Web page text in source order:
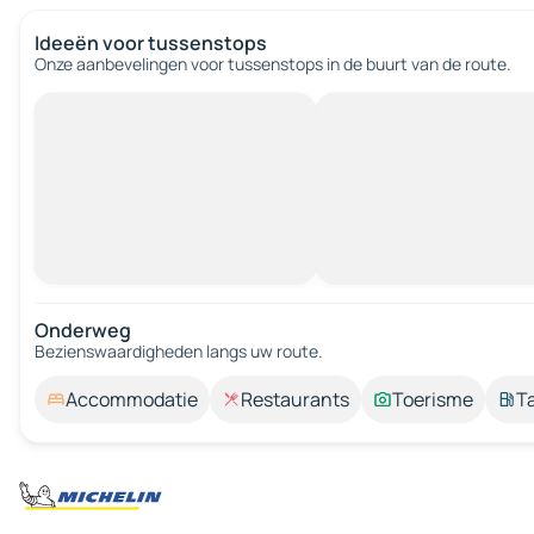
Ideeën voor tussenstops
Onze aanbevelingen voor tussenstops in de buurt van de route.
Onderweg
Bezienswaardigheden langs uw route.
Accommodatie Restaurants Toerisme